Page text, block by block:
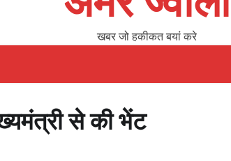
खबर जो हकीकत बयां करे
से की भेंट